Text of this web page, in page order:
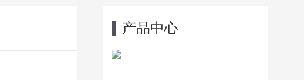
产品中心